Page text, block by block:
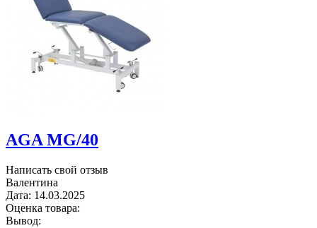
AGA MG/40
Написать свой отзыв
Валентина
Дата: 14.03.2025
Оценка товара:
Вывод: